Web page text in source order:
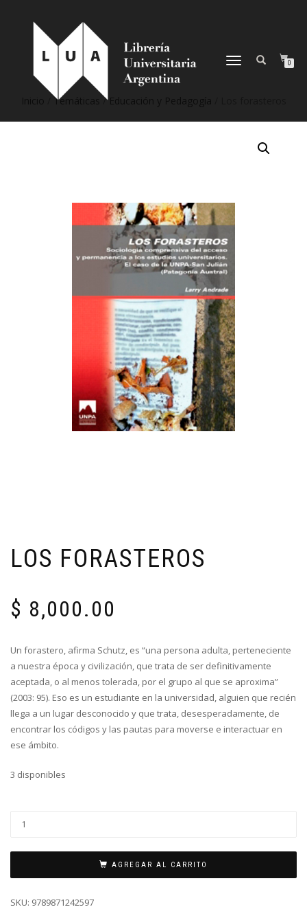
NAVEGACIÓN
0
Temáticas /
LOS FORASTEROS
$ 8,000.00
Un forastero, afirma Schutz, es “una persona adulta, perteneciente
a nuestra época y civilización, que trata de ser definitivamente
aceptada, o al menos tolerada, por el grupo al que se aproxima”
(2003: 95). Eso es un estudiante en la universidad, alguien que recién
llega a un lugar desconocido y que trata, desesperadamente, de
encontrar los códigos y las pautas para moverse e interactuar en
ese ámbito.
3 disponibles
AGREGAR AL CARRITO
SKU: 9789871242597